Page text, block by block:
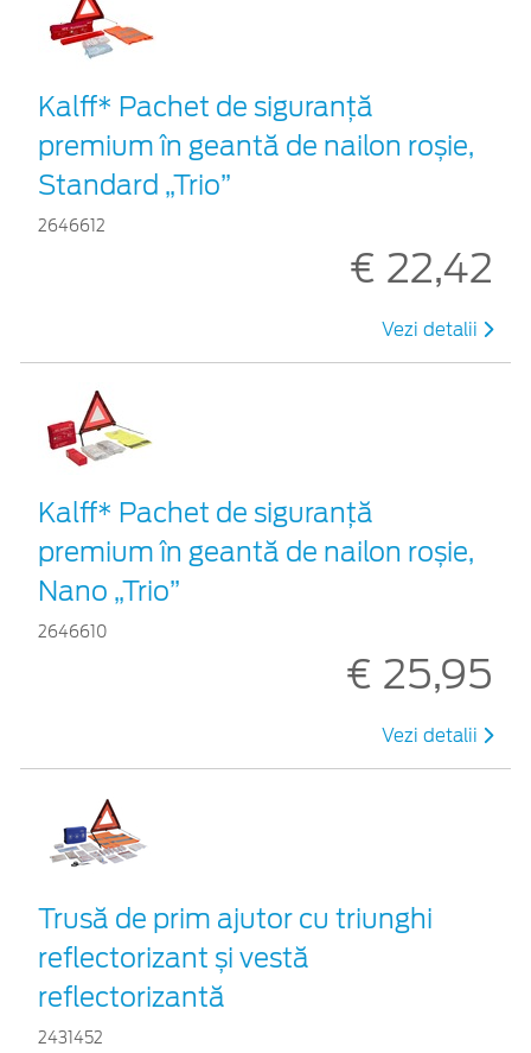
Kalff* Pachet de siguranţă
premium în geantă de nailon roșie,
Standard „Trio”
2646612
€ 22,42
Vezi detalii
Kalff* Pachet de siguranţă
premium în geantă de nailon roșie,
Nano „Trio”
2646610
€ 25,95
Vezi detalii
Trusă de prim ajutor cu triunghi
reflectorizant și vestă
reflectorizantă
2431452